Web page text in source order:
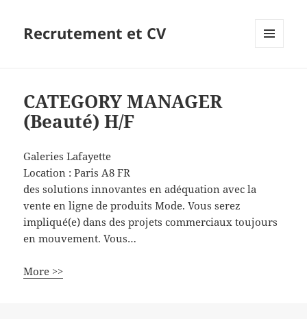
Recrutement et CV
CATEGORY MANAGER
(Beauté) H/F
Galeries Lafayette
Location :Paris A8 FR
des solutions innovantes en adéquation avec la
vente en ligne de produits Mode. Vous serez
impliqué(e) dans des projets commerciaux toujours
en mouvement. Vous…
More >>